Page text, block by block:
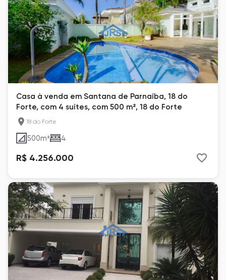
Casa à venda em Santana de Parnaíba, 18 do
Forte, com 4 suítes, com 500 m², 18 do Forte
18 do Forte
500m² 4
R$ 4.256.000